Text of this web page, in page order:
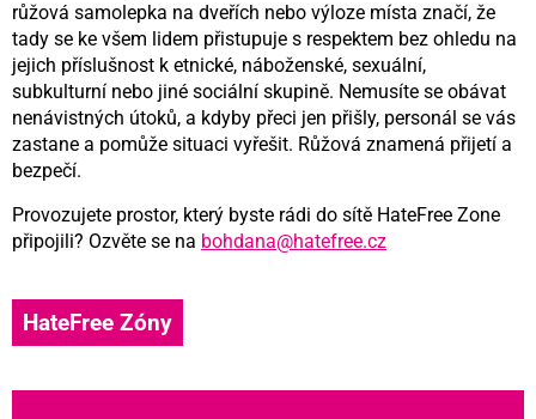
růžová samolepka na dveřích nebo výloze místa značí, že
tady se ke všem lidem přistupuje s respektem bez ohledu na
jejich příslušnost k etnické, náboženské, sexuální,
subkulturní nebo jiné sociální skupině. Nemusíte se obávat
nenávistných útoků, a kdyby přeci jen přišly, personál se vás
zastane a pomůže situaci vyřešit. Růžová znamená přijetí a
bezpečí.
Provozujete prostor, který byste rádi do sítě HateFree Zone
připojili? Ozvěte se na bohdana@hatefree.cz
HateFree Zóny